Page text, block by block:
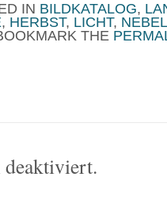
IN BILDKATALOG,
, HERBST, LICHT, NEBEL
THE